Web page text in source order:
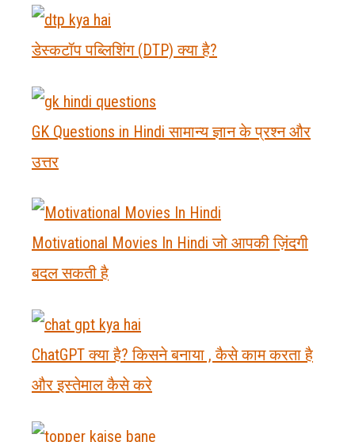
डेस्कटॉप पब्लिशिंग (DTP) क्या है?
GK Questions in Hindi सामान्य ज्ञान के प्रश्न और
उत्तर
Motivational Movies In Hindi जो आपकी ज़िंदगी
बदल सकती है
ChatGPT क्या है? किसने बनाया , कैसे काम करता है
और इस्तेमाल कैसे करे